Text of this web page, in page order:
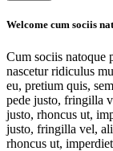
Welcome cum sociis
Cum sociis natoque
nascetur ridiculus
eu, pretium quis,
pede justo, fringilla
justo, rhoncus ut,
justo, fringilla vel,
rhoncus ut,